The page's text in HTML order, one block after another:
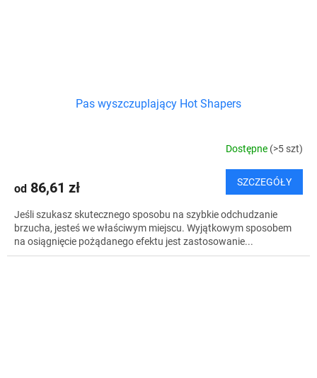
Pas wyszczuplający Hot Shapers
Dostępne (>5 szt)
od 86,61 zł SZCZEGÓŁY
Jeśli szukasz skutecznego sposobu na szybkie odchudzanie
brzucha, jesteś we właściwym miejscu. Wyjątkowym sposobem
na osiągnięcie pożądanego efektu jest zastosowanie...